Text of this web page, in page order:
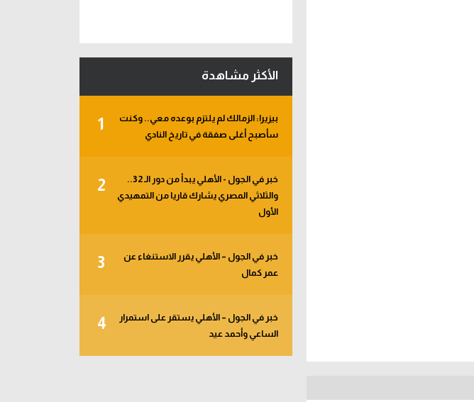
الأكثر مشاهدة
1
بيزيرا: الزمالك لم يلتزم بوعده معي.. وكنت
سأصبح أغلى صفقة في تاريخ النادي
2
خبر في الجول - الأهلي يبدأ من دور الـ 32..
والثلاثي المصري يشارك قاريا من التمهيدي
الأول
3
خبر في الجول – الأهلي يقرر الاستنغاء عن
عمر كمال
4
خبر في الجول – الأهلي يستقر على استمرار
الساعي وأحمد عيد